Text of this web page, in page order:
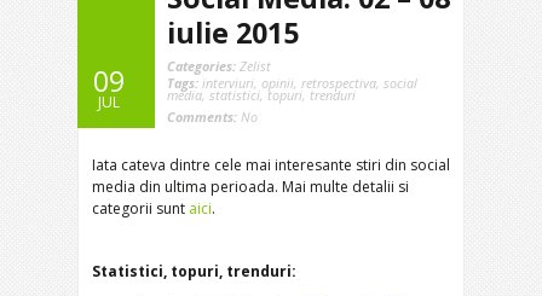
09
JUL
iulie 2015
Categories: Zelist
Tags: interviuri, opinii, retrospectiva, social
media, statistici, topuri, trenduri
Comments: No
Iata cateva dintre cele mai interesante stiri din social
media din ultima perioada. Mai multe detalii si
categorii sunt aici.
Statistici, topuri, trenduri: